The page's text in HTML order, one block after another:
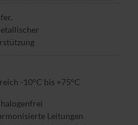
-10°C bis +75°C
Leitungen